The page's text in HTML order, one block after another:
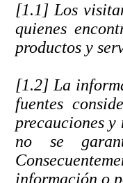
[1.1] Los
quienes
productos y
[1.2] La
fuentes
precauciones
no se
información o